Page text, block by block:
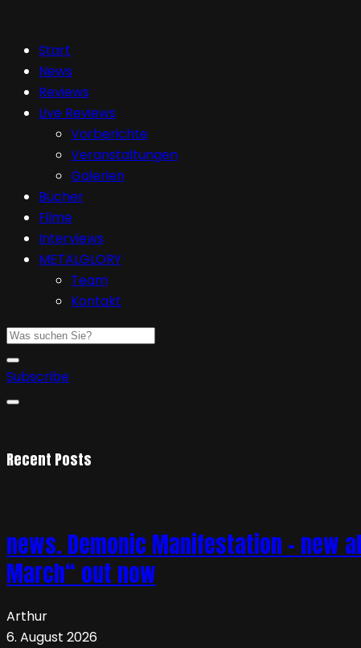
Start
News
Reviews
Live Reviews
Vorberichte
Veranstaltungen
Galerien
Bücher
Filme
Interviews
METALGLORY
Team
Kontakt
Subscribe
Recent Posts
news. Demonic Manifestation – new
March“ out now
Arthur
6. August 2026